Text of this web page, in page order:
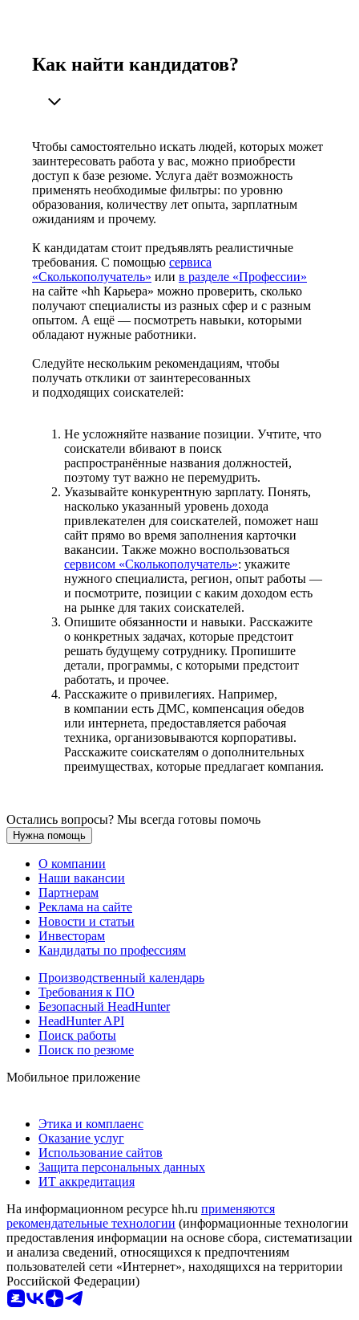
Как найти кандидатов?
Чтобы самостоятельно искать людей, которых может
заинтересовать работа у вас, можно приобрести
доступ к базе резюме. Услуга даёт возможность
применять необходимые фильтры: по уровню
образования, количеству лет опыта, зарплатным
ожиданиям и прочему.
К кандидатам стоит предъявлять реалистичные
требования. С помощью сервиса
«Сколькополучатель» или в разделе «Профессии»
на сайте «hh Карьера» можно проверить, сколько
получают специалисты из разных сфер и с разным
опытом. А ещё — посмотреть навыки, которыми
обладают нужные работники.
Следуйте нескольким рекомендациям, чтобы
получать отклики от заинтересованных
и подходящих соискателей:
Не усложняйте название позиции. Учтите, что
соискатели вбивают в поиск
распространённые названия должностей,
поэтому тут важно не перемудрить.
Указывайте конкурентную зарплату. Понять,
насколько указанный уровень дохода
привлекателен для соискателей, поможет наш
сайт прямо во время заполнения карточки
вакансии. Также можно воспользоваться
сервисом «Сколькополучатель»: укажите
нужного специалиста, регион, опыт работы —
и посмотрите, позиции с каким доходом есть
на рынке для таких соискателей.
Опишите обязанности и навыки. Расскажите
о конкретных задачах, которые предстоит
решать будущему сотруднику. Пропишите
детали, программы, с которыми предстоит
работать, и прочее.
Расскажите о привилегиях. Например,
в компании есть ДМС, компенсация обедов
или интернета, предоставляется рабочая
техника, организовываются корпоративы.
Расскажите соискателям о дополнительных
преимуществах, которые предлагает компания.
Остались вопросы? Мы всегда готовы помочь
Нужна помощь
О компании
Наши вакансии
Партнерам
Реклама на сайте
Новости и статьи
Инвесторам
Кандидаты по профессиям
Производственный календарь
Требования к ПО
Безопасный HeadHunter
HeadHunter API
Поиск работы
Поиск по резюме
Мобильное приложение
Этика и комплаенс
Оказание услуг
Использование сайтов
Защита персональных данных
ИТ аккредитация
На информационном ресурсе hh.ru применяются
рекомендательные технологии (информационные технологии
предоставления информации на основе сбора, систематизации
и анализа сведений, относящихся к предпочтениям
пользователей сети «Интернет», находящихся на территории
Российской Федерации)